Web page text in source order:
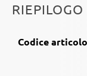
RIEPILOGO
Codice articolo